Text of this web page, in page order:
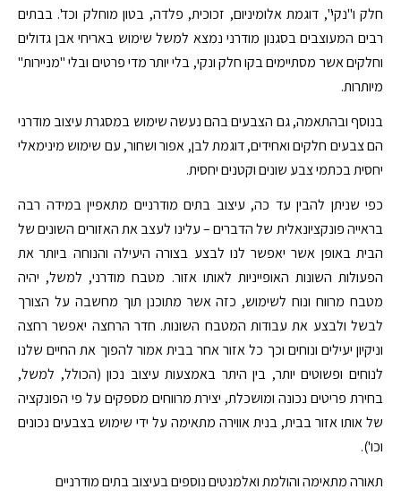
חלק ו"נקי", דוגמת אלומיניום, זכוכית, פלדה, בטון מוחלק וכד'. בבתים
רבים המעוצבים בסגנון מודרני נמצא למשל שימוש באריחי אבן גדולים
וחלקים אשר מסתיימים בקו חלק ונקי, בלי יותר מדי פרטים ובלי "מניירות"
מיותרות.
בנוסף ובהתאמה, גם הצבעים בהם נעשה שימוש במסגרת עיצוב מודרני
הם צבעים חלקים ואחידים, דוגמת לבן, אפור ושחור, עם שימוש מינימאלי
יחסית בכתמי צבע שונים וקטנים יחסית.
כפי שניתן להבין עד כה, עיצוב בתים מודרניים מתאפיין במידה רבה
בראייה פונקציונאלית של הדברים – עלינו לעצב את האזורים השונים של
הבית באופן אשר יאפשר לנו לבצע בצורה היעילה והנוחה ביותר את
הפעולות השונות האופייניות לאותו אזור. מטבח מודרני, למשל, יהיה
מטבח מרווח ונוח לשימוש, כזה אשר מתוכנן תוך מחשבה על הצורך
לבשל ולבצע את עבודות המטבח השונות. חדר הרחצה יאפשר רחצה
וניקיון יעילים ונוחים וכך כל אזור אחר בבית אמור להפוך את החיים שלנו
לנוחים ופשוטים יותר, בין היתר באמצעות עיצוב נכון (הכולל, למשל,
בחירת פריטים נכונה ומושכלת, יצירת מרווחים מספקים על פי הפונקציה
של אותו אזור בבית, בנית אווירה מתאימה על ידי שימוש בצבעים נכונים
וכו').
תאורה מתאימה והולמת ואלמנטים נוספים בעיצוב בתים מודרניים